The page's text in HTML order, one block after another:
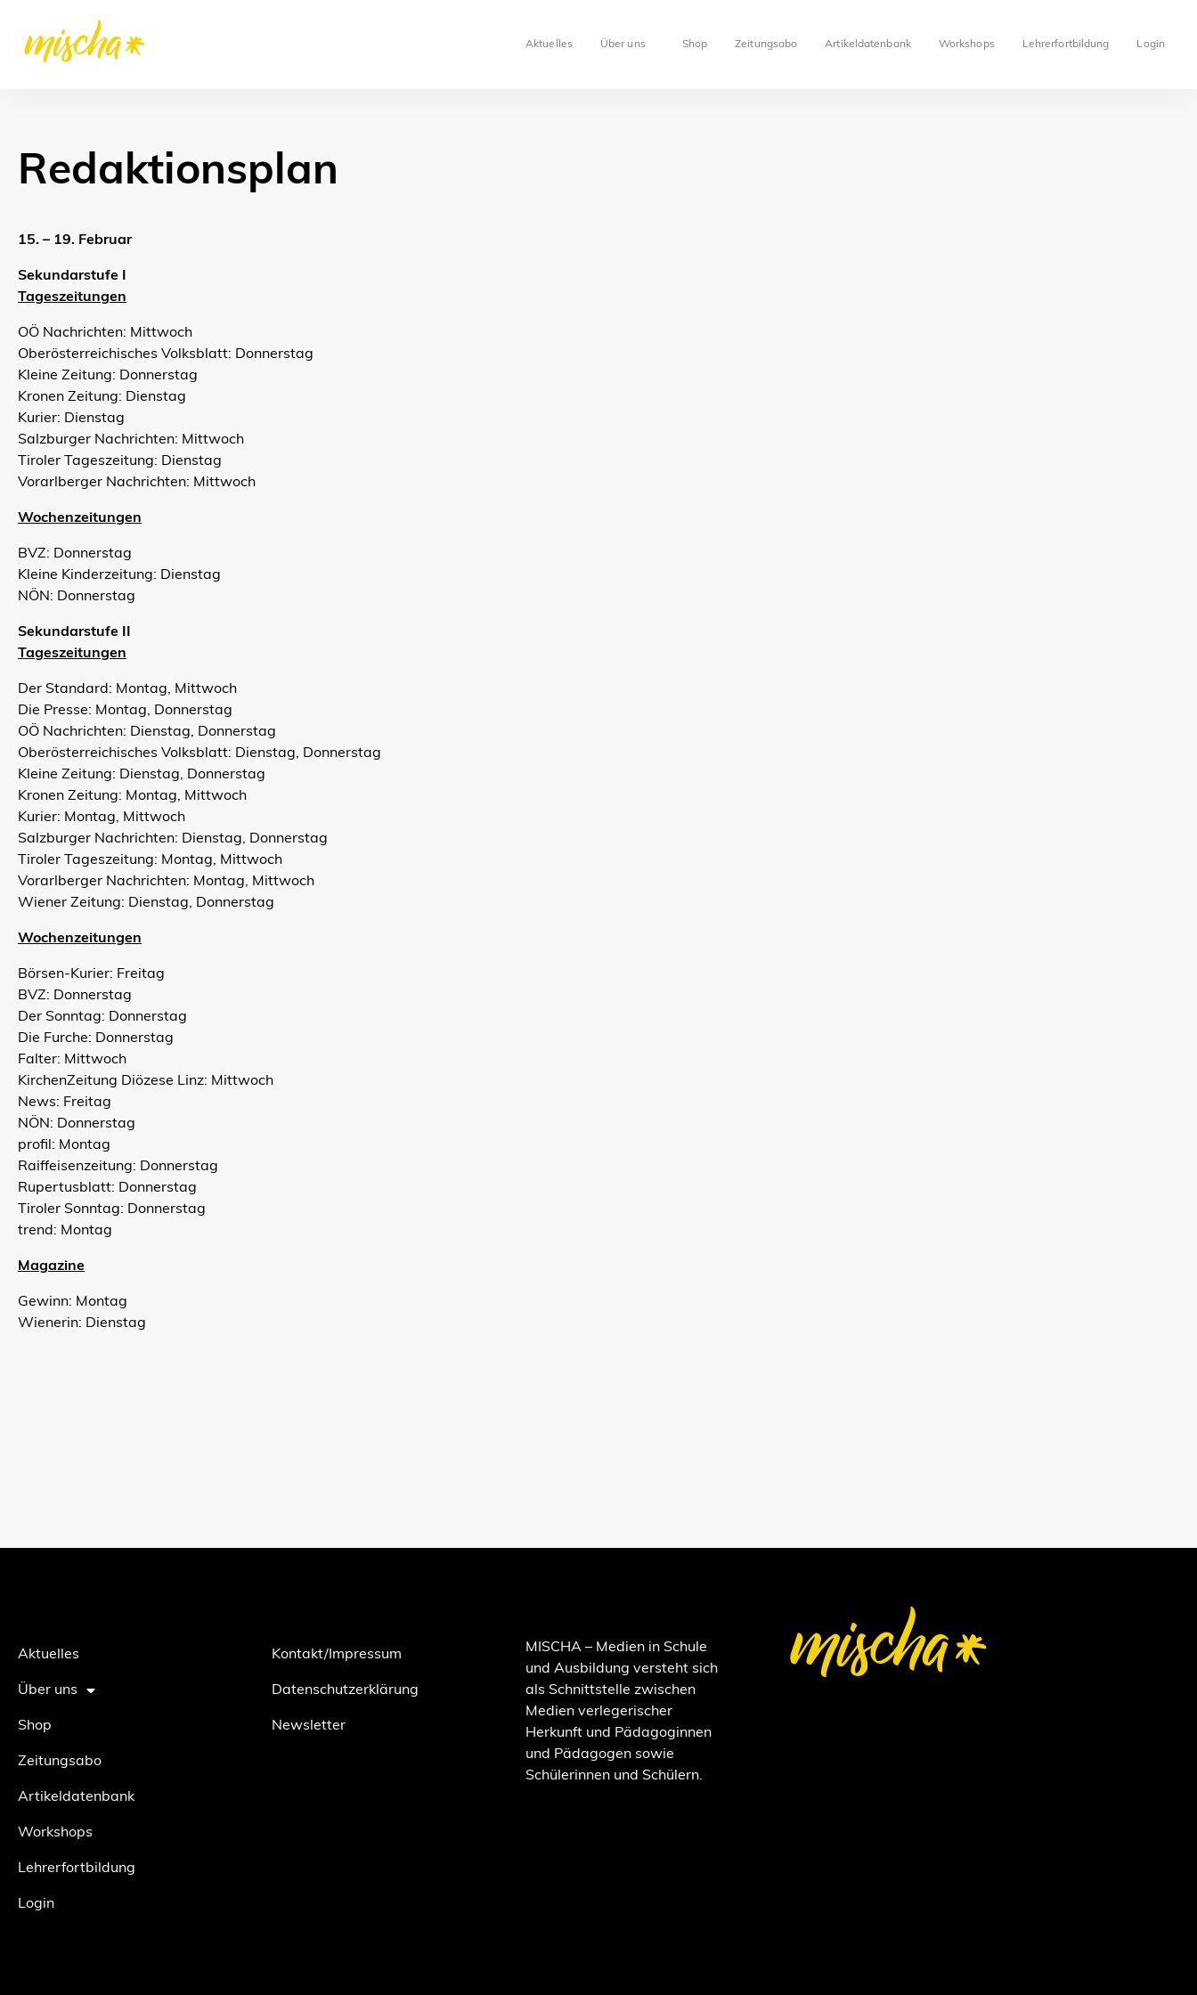
Aktuelles Über uns Shop Zeitungsabo Artikeldatenbank Workshops Lehrerfortbildung Login
Redaktionsplan
15. – 19. Februar
Sekundarstufe I
Tageszeitungen
OÖ Nachrichten: Mittwoch
Oberösterreichisches Volksblatt: Donnerstag
Kleine Zeitung: Donnerstag
Kronen Zeitung: Dienstag
Kurier: Dienstag
Salzburger Nachrichten: Mittwoch
Tiroler Tageszeitung: Dienstag
Vorarlberger Nachrichten: Mittwoch
Wochenzeitungen
BVZ: Donnerstag
Kleine Kinderzeitung: Dienstag
NÖN: Donnerstag
Sekundarstufe II
Tageszeitungen
Der Standard: Montag, Mittwoch
Die Presse: Montag, Donnerstag
OÖ Nachrichten: Dienstag, Donnerstag
Oberösterreichisches Volksblatt: Dienstag, Donnerstag
Kleine Zeitung: Dienstag, Donnerstag
Kronen Zeitung: Montag, Mittwoch
Kurier: Montag, Mittwoch
Salzburger Nachrichten: Dienstag, Donnerstag
Tiroler Tageszeitung: Montag, Mittwoch
Vorarlberger Nachrichten: Montag, Mittwoch
Wiener Zeitung: Dienstag, Donnerstag
Wochenzeitungen
Börsen-Kurier: Freitag
BVZ: Donnerstag
Der Sonntag: Donnerstag
Die Furche: Donnerstag
Falter: Mittwoch
KirchenZeitung Diözese Linz: Mittwoch
News: Freitag
NÖN: Donnerstag
profil: Montag
Raiffeisenzeitung: Donnerstag
Rupertusblatt: Donnerstag
Tiroler Sonntag: Donnerstag
trend: Montag
Magazine
Gewinn: Montag
Wienerin: Dienstag
Aktuelles
Über uns
Shop
Zeitungsabo
Artikeldatenbank
Workshops
Lehrerfortbildung
Login
Kontakt/Impressum
Datenschutzerklärung
Newsletter
MISCHA – Medien in Schule
und Ausbildung versteht sich
als Schnittstelle zwischen
Medien verlegerischer
Herkunft und Pädagoginnen
und Pädagogen sowie
Schülerinnen und Schülern.